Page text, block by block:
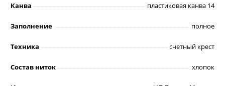
Канва пластиковая канва 14
Заполнение полное
Техника счетный крест
Состав ниток хлопок